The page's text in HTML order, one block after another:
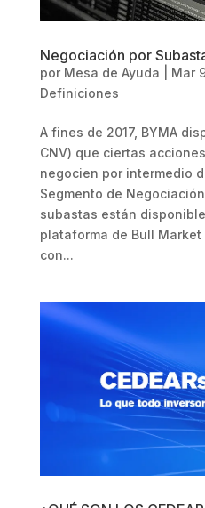
Negociación por
por Mesa de Ayuda Mar
Definiciones
A fines de 2017, BYMA
CNV) que ciertas
negocien por intermedio
Segmento de
subastas están
plataforma de Bull
con...